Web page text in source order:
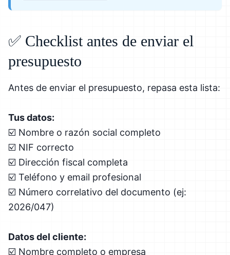
✅ Checklist antes de enviar el
presupuesto
Antes de enviar el presupuesto, repasa esta lista:
Tus datos:
☑️ Nombre o razón social completo
☑️ NIF correcto
☑️ Dirección fiscal completa
☑️ Teléfono y email profesional
☑️ Número correlativo del documento (ej:
2026/047)
Datos del cliente:
☑️ Nombre completo o empresa